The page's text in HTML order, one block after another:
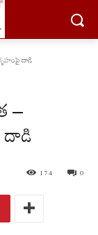
దాడి
–
దాడి
0
174